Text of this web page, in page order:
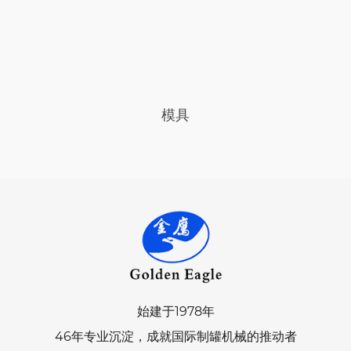
模具
始建于1978年
46年专业沉淀，成就国际制罐机械的推动者